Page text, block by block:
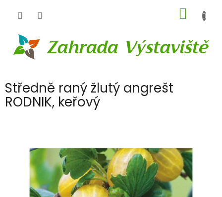
KOŠÍK
Středně raný žlutý angrešt
RODNIK, keřový